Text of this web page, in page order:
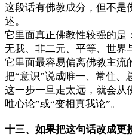
这段话有佛教成分，但不是
述。
它里面真正佛教性较强的是：
无我、非二元、平等、世界
它里面最容易偏离佛教主流
把“意识”说成唯一、常住、
这一步一旦走太远，就会从
唯心论”或“变相真我论”。
十三、如果把这句话改成更